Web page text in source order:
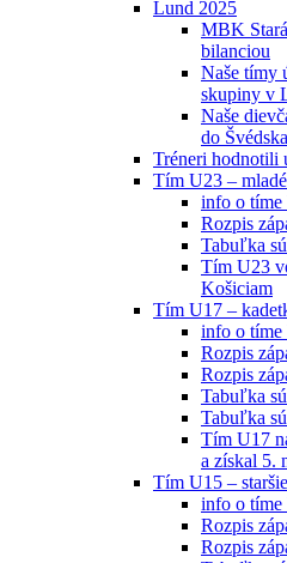
Lund 2025
MBK
bilanciou
Naše tímy
skupiny v
Naše
do Švédska
Tréneri hodnotili
Tím U23 –
info o tíme
Rozpis
Tabuľka
Tím U23
Košiciam
Tím U17 –
info o tíme
Rozpis
Rozpis
Tabuľka
Tabuľka
Tím U17
a získal 5.
Tím U15 –
info o tíme
Rozpis
Rozpis